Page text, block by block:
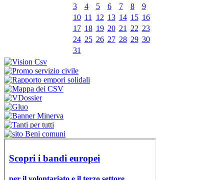
3
4 5 6 7 8
9
10 11 12 13 14 15 16
17 18 19 20 21 22 23
24 25 26 27 28 29 30
31